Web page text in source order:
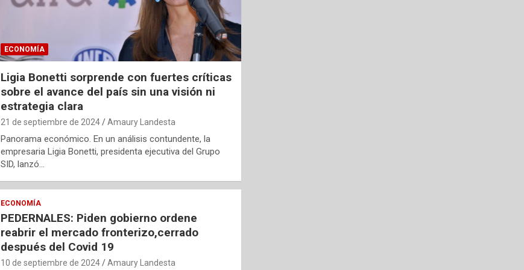
ECONOMÍA
Ligia Bonetti sorprende con fuertes críticas
sobre el avance del país sin una visión ni
estrategia clara
21 de septiembre de 2024 Amaury Landesta
Panorama económico. En un análisis contundente, la
empresaria Ligia Bonetti, presidenta ejecutiva del Grupo
SID, lanzó…
ECONOMÍA
PEDERNALES: Piden gobierno ordene
reabrir el mercado fronterizo,cerrado
después del Covid 19
10 de septiembre de 2024 Amaury Landesta